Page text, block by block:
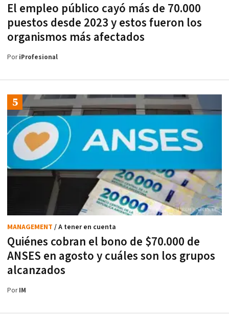
El empleo público cayó más de 70.000
puestos desde 2023 y estos fueron los
organismos más afectados
PoriProfesional
Quiénes cobran el bono de $70.000 de
ANSES en agosto y cuáles son los grupos
alcanzados
MANAGEMENT / A tener en cuenta
PorIM